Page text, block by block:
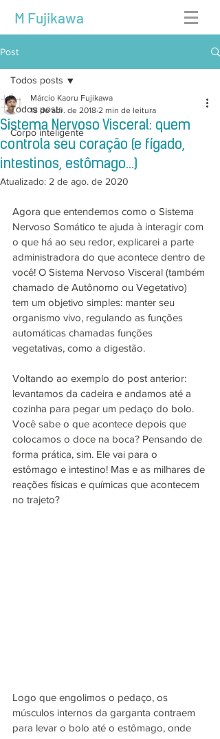
M Fujikawa
Post
Todos posts
Corpo inteligente
Todos posts
Sistema Nervoso Visceral: quem
controla seu coração (e fígado,
intestinos, estômago...)
Márcio Kaoru Fujikawa
18 de abr. de 2018 2 min de leitura
Atualizado: 2 de ago. de 2020
Agora que entendemos como o Sistema
Nervoso Somático te ajuda à interagir com
o que há ao seu redor, explicarei a parte
administradora do que acontece dentro de
você! O Sistema Nervoso Visceral (também
chamado de Autônomo ou Vegetativo)
tem um objetivo simples: manter seu
organismo vivo, regulando as funções
automáticas chamadas funções
vegetativas, como a digestão.
Voltando ao exemplo do post anterior:
levantamos da cadeira e andamos até a
cozinha para pegar um pedaço do bolo.
Você sabe o que acontece depois que
colocamos o doce na boca? Pensando de
forma prática, sim. Ele vai para o
estômago e intestino! Mas e as milhares de
reações físicas e químicas que acontecem
no trajeto?
Logo que engolimos o pedaço, os
músculos internos da garganta contraem
para levar o bolo até o estômago, onde